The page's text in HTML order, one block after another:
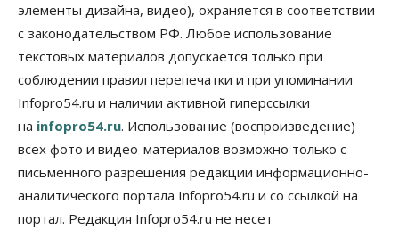
Финансы
Расходы новосибирцев на спорт выросли на 40%
за полгода
07 Августа 2026, 14:35
Сибирские аграрии увеличивают посевы горчицы
07 Августа 2026, 14:00
Власть
В Новосибирске многодетным семьям вручили
сертификаты на покупку автомобилей
07 Августа 2026, 13:55
элементы дизайна, видео), охраняется в соответствии
с законодательством РФ. Любое использование
текстовых материалов допускается только при
соблюдении правил перепечатки и при упоминании
Infopro54.ru и наличии активной гиперссылки
на infopro54.ru. Использование (воспроизведение)
всех фото и видео-материалов возможно только с
письменного разрешения редакции информационно-
аналитического портала Infopro54.ru и со ссылкой на
портал. Редакция Infopro54.ru не несет